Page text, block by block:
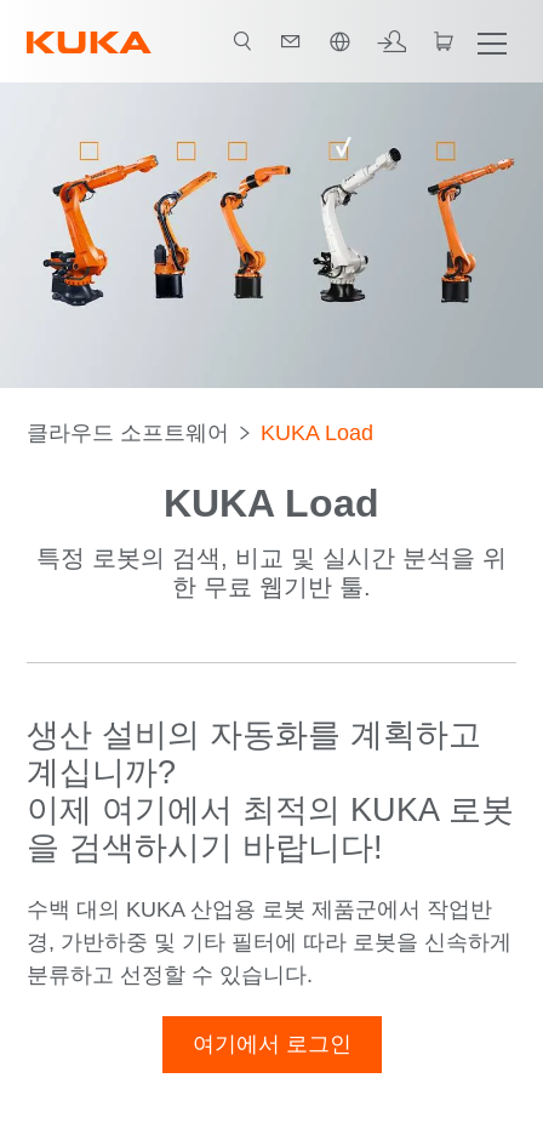
기능 KUKA Load 사용하기
클라우드 소프트웨어 KUKA Load
KUKA Load
특정 로봇의 검색, 비교 및 실시간 분석을 위
한 무료 웹기반 툴.
생산 설비의 자동화를 계획하고
계십니까?
이제 여기에서 최적의 KUKA 로봇
을 검색하시기 바랍니다!
수백 대의 KUKA 산업용 로봇 제품군에서 작업반
경, 가반하중 및 기타 필터에 따라 로봇을 신속하게
분류하고 선정할 수 있습니다.
여기에서 로그인